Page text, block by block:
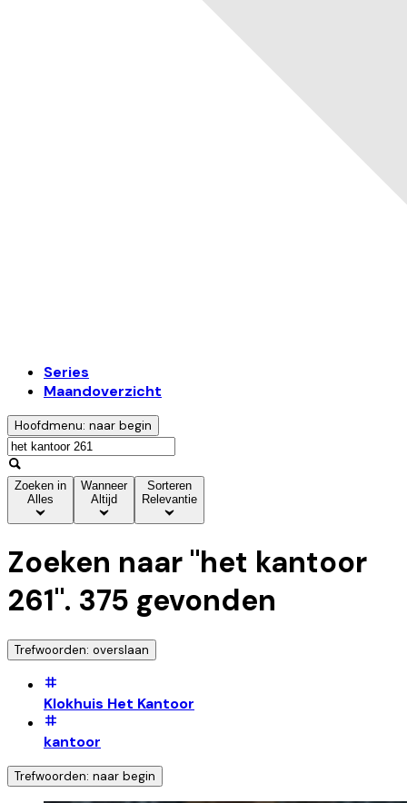
Series
Maandoverzicht
Hoofdmenu: naar begin
Zoeken in
Alles
Wanneer
Altijd
Sorteren
Relevantie
Zoeken naar "het kantoor
261". 375 gevonden
Trefwoorden: overslaan
Klokhuis Het Kantoor
kantoor
Trefwoorden: naar begin